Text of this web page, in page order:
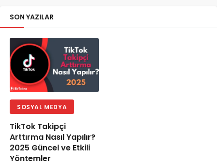
SON YAZILAR
SOSYAL MEDYA
TikTok Takipçi
Arttırma Nasıl Yapılır?
2025 Güncel ve Etkili
Yöntemler